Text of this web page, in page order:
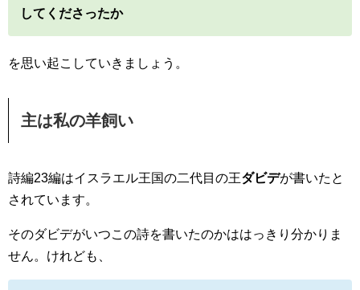
してくださったか
を思い起こしていきましょう。
主は私の羊飼い
詩編23編はイスラエル王国の二代目の王ダビデが書いたと
されています。
そのダビデがいつこの詩を書いたのかははっきり分かりま
せん。けれども、